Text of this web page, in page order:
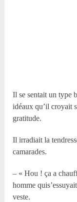
Il se sentait un type
idéaux qu’il croyait
gratitude.
Il irradiait la
camarades.
– « Hou ! ça a
homme
veste.